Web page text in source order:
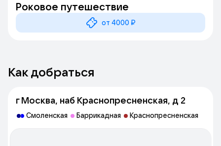
Роковое путешествие
от 4000 ₽
Как добраться
г Москва, наб Краснопресненская, д 2
Смоленская Баррикадная Краснопресненская